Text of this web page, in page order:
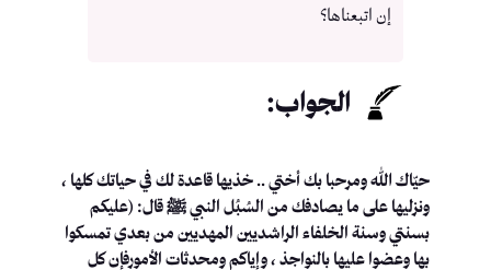
إن اتبعناها؟
الجواب:
حيّاك الله ومرحبا بك أختي .. خذيها قاعدة لك في حياتك كلها ،
ونزليها على ما يصادفك من السُبُل النبي ﷺ قال: (عليكم
بسنتي وسنة الخلفاء الراشديين المهديين من بعدي تمسكوا
بها وعضوا عليها بالنواجذ ، وإياكم ومحدثات الأمورفإن كل